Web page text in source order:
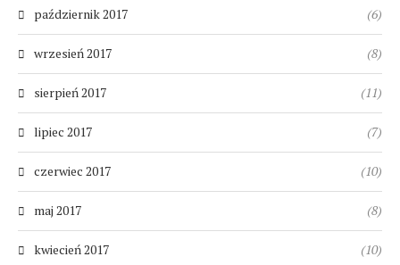
październik 2017 (6)
wrzesień 2017 (8)
sierpień 2017 (11)
lipiec 2017 (7)
czerwiec 2017 (10)
maj 2017 (8)
kwiecień 2017 (10)